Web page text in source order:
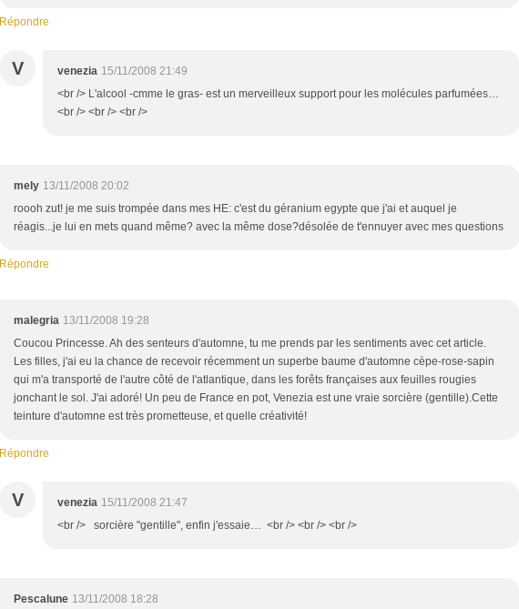
Répondre
V venezia 15/11/2008 21:49
<br /> L'alcool -cmme le gras- est un merveilleux support pour les molécules parfumées…
<br /> <br /> <br />
mely 13/11/2008 20:02
roooh zut! je me suis trompée dans mes HE: c'est du géranium egypte que j'ai et auquel je
réagis...je lui en mets quand même? avec la même dose?désolée de t'ennuyer avec mes questions
Répondre
malegria 13/11/2008 19:28
Coucou Princesse. Ah des senteurs d'automne, tu me prends par les sentiments avec cet article.
Les filles, j'ai eu la chance de recevoir récemment un superbe baume d'automne cèpe-rose-sapin
qui m'a transporté de l'autre côté de l'atlantique, dans les forêts françaises aux feuilles rougies
jonchant le sol. J'ai adoré! Un peu de France en pot, Venezia est une vraie sorcière (gentille).Cette
teinture d'automne est très prometteuse, et quelle créativité!
Répondre
V venezia 15/11/2008 21:47
<br /> sorcière "gentille", enfin j'essaie… <br /> <br /> <br />
Pescalune 13/11/2008 18:28